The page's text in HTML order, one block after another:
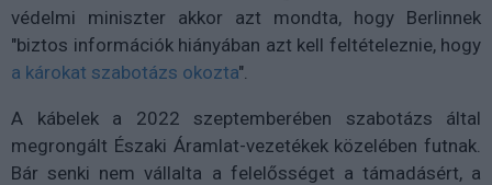
védelmi miniszter akkor azt mondta, hogy Berlinnek
"biztos információk hiányában azt kell feltételeznie, hogy
a károkat szabotázs okozta".
A kábelek a 2022 szeptemberében szabotázs által
megrongált Északi Áramlat-vezetékek közelében futnak.
Bár senki nem vállalta a felelősséget a támadásért, a